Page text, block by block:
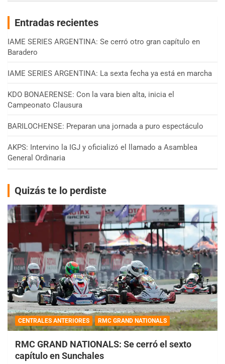
Entradas recientes
IAME SERIES ARGENTINA: Se cerró otro gran capítulo en
Baradero
IAME SERIES ARGENTINA: La sexta fecha ya está en marcha
KDO BONAERENSE: Con la vara bien alta, inicia el
Campeonato Clausura
BARILOCHENSE: Preparan una jornada a puro espectáculo
AKPS: Intervino la IGJ y oficializó el llamado a Asamblea
General Ordinaria
Quizás te lo perdiste
CENTRALES ANTERIORES RMC GRAND NATIONALS
RMC GRAND NATIONALS: Se cerró el sexto
capítulo en Sunchales